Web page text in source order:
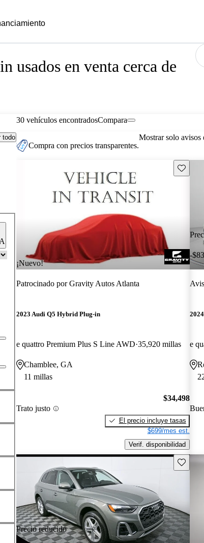
usados en venta cerca de
todo
30 vehículos encontradosCompara
Compra con precios transparentes.
Mostrar solo avisos
¡Nuevo!
Guarda
Patrocinado porGravity Autos Atlanta
2023 Audi Q5 Hybrid Plug-in
e quattro Premium Plus S Line AWD 35,920 millas
Chamblee, GA
11 millas
Trato justo
$34,498
El precio incluye tasas
$699/mes est.
Verif. disponibilidad
-
e
Precio reducido
Guarda